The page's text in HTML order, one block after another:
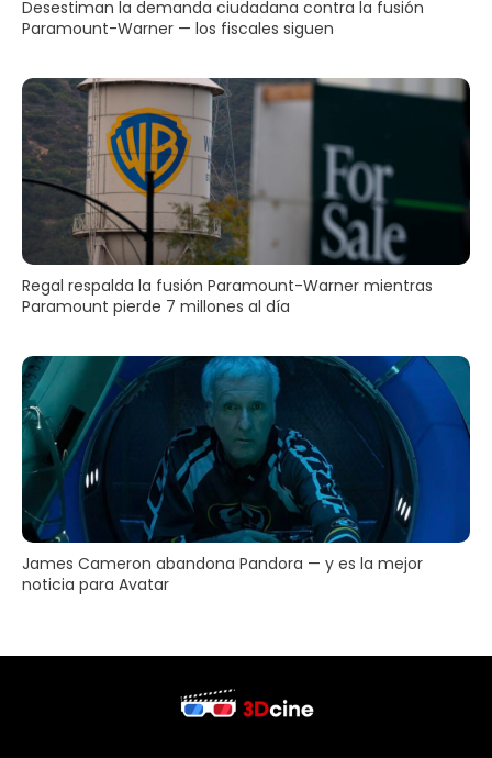
Desestiman la demanda ciudadana contra la fusión
Paramount-Warner — los fiscales siguen
Regal respalda la fusión Paramount-Warner mientras
Paramount pierde 7 millones al día
James Cameron abandona Pandora — y es la mejor
noticia para Avatar